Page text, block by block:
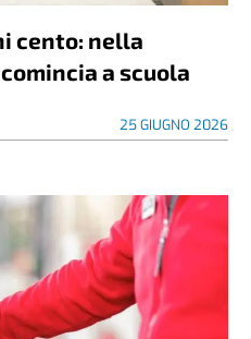
cento: nella
a scuola
25 GIUGNO 2026